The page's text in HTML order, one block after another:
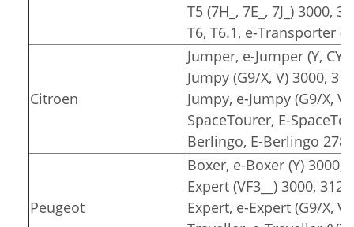
T5 (7H_, 7E_, 7J_) 3000,
T6, T6.1, e-Transporter
Citroen
Jumper, e-Jumper (Y,
Jumpy (G9/X, V) 3000,
Jumpy, e-Jumpy (G9/X,
SpaceTourer, E-
Berlingo, E-Berlingo
Peugeot
Boxer, e-Boxer (Y) 3000,
Expert (VF3__) 3000, 3122
Expert, e-Expert (G9/X,